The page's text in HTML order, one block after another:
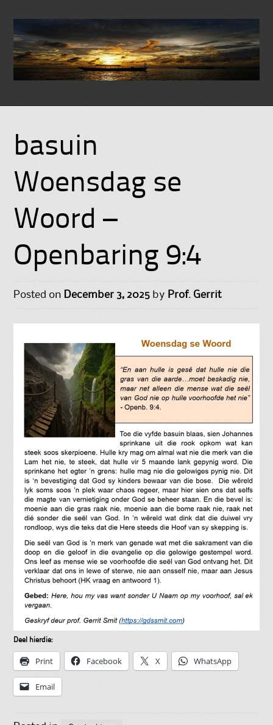
content
basuin
Woensdag se
Woord –
Openbaring 9:4
Posted on December 3, 2025 by Prof. Gerrit
Deel hierdie:
Print Facebook X WhatsApp
Email